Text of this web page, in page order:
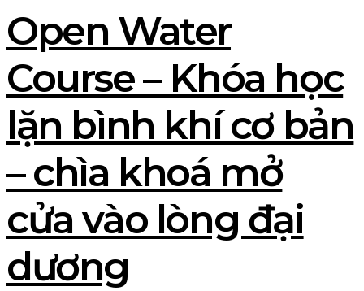
Open Water
Course – Khóa học
lặn bình khí cơ bản
– chìa khoá mở
cửa vào lòng đại
dương